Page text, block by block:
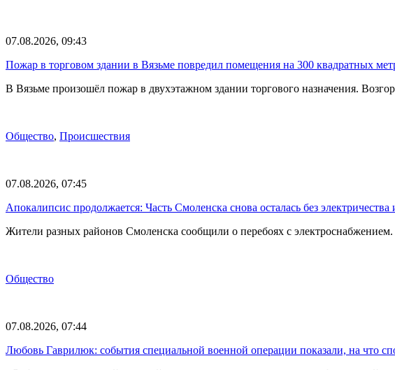
07.08.2026, 09:43
Пожар в торговом здании в Вязьме повредил помещения на 300 квадратных
В Вязьме произошёл пожар в двухэтажном здании торгового назначения.
Общество, Происшествия
07.08.2026, 07:45
Апокалипсис продолжается: Часть Смоленска снова осталась без электричества
Жители разных районов Смоленска сообщили о перебоях с
Общество
07.08.2026, 07:44
Любовь Гаврилюк: события специальной военной операции показали, на что